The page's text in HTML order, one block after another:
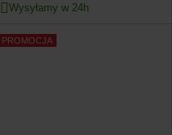
Wysyłamy w 24h
PROMOCJA